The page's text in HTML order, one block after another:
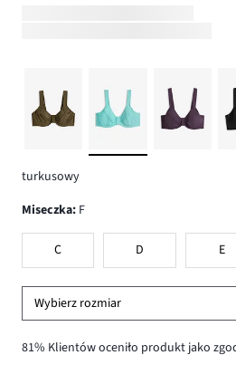
turkusowy
Miseczka: F
C D E
Wybierz rozmiar
81% Klientów oceniło produkt jako